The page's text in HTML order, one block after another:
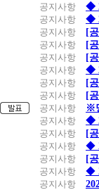
공지사항
◆
공지사항
◆
공지사항
[
공지사항
[
공지사항
[
공지사항
◆
공지사항
[
공지사항
[
공지사항
※
공지사항
◆
공지사항
[
공지사항
◆
공지사항
[
공지사항
◆
공지사항